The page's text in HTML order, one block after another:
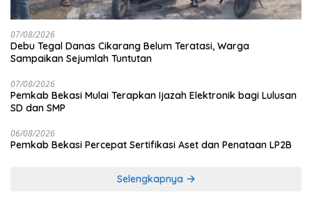
07/08/2026
Debu Tegal Danas Cikarang Belum Teratasi, Warga
Sampaikan Sejumlah Tuntutan
07/08/2026
Pemkab Bekasi Mulai Terapkan Ijazah Elektronik bagi Lulusan
SD dan SMP
06/08/2026
Pemkab Bekasi Percepat Sertifikasi Aset dan Penataan LP2B
Selengkapnya